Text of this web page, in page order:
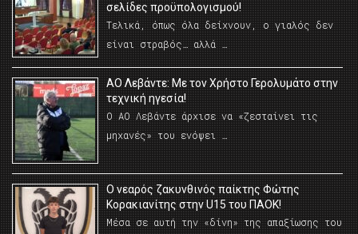
σελίδες προϋπολογισμού!
Τελικά, όπως όλα δείχνουν, ο γιαλός δεν
είναι στραβός… αλλά …
ΑΟ Λεβάντε: Με τον Χρήστο Γερολυμάτο στην
τεχνική ηγεσία!
Ο ΑΟ Λεβάντε άρχισε να «ζεσταίνει τις
μηχανές» του ενόψει …
O νεαρός ζακυνθινός παίκτης Φώτης
Κορακιανίτης στην U15 του ΠΑΟΚ!
Μέσα σε αυτή την «δίνη» της απαξίωσης του